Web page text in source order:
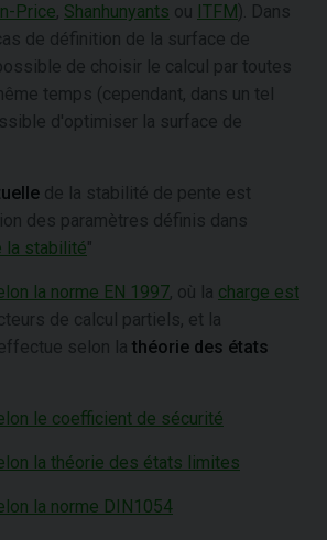
Price, Shanhunyants ou ITFM). Dans
de définition de la surface de
de choisir le calcul par toutes
temps (cependant, dans un tel
d'optimiser la surface de
de la stabilité de pente est
des paramètres définis dans
la stabilité"
la norme EN 1997, où la charge est
de calcul partiels, et la
selon la théorie des états
le coefficient de sécurité
la théorie des états limites
la norme DIN1054